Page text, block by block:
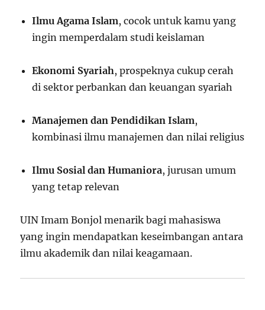
Ilmu Agama Islam, cocok untuk kamu yang
ingin memperdalam studi keislaman
Ekonomi Syariah, prospeknya cukup cerah
di sektor perbankan dan keuangan syariah
Manajemen dan Pendidikan Islam,
kombinasi ilmu manajemen dan nilai religius
Ilmu Sosial dan Humaniora, jurusan umum
yang tetap relevan
UIN Imam Bonjol menarik bagi mahasiswa
yang ingin mendapatkan keseimbangan antara
ilmu akademik dan nilai keagamaan.